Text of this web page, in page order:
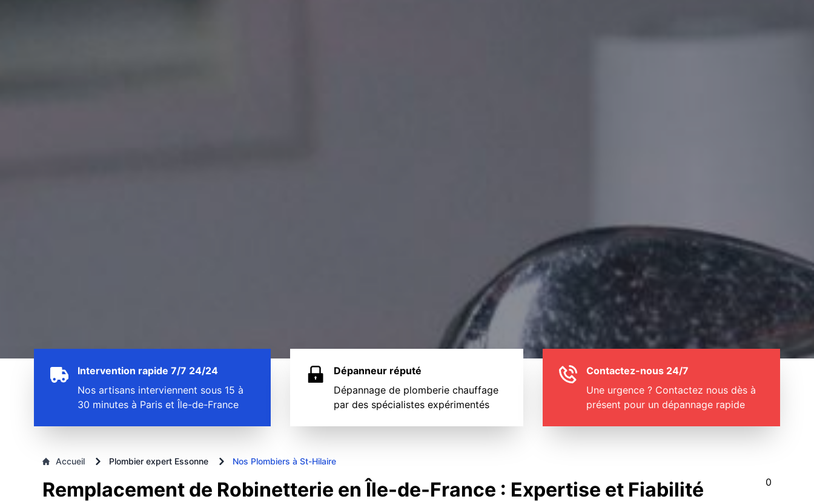
Intervention rapide 7/7 24/24
Nos artisans interviennent sous 15 à
30 minutes à Paris et Île-de-France
Dépanneur réputé
Dépannage de plomberie chauffage
par des spécialistes expérimentés
Contactez-nous 24/7
Une urgence ? Contactez nous dès à
présent pour un dépannage rapide
Accueil Plombier expert Essonne Nos Plombiers à St-Hilaire
Remplacement de Robinetterie en Île-de-France : Expertise et Fiabilité 0